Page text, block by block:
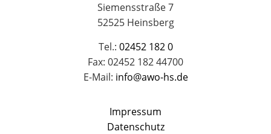
Siemensstraße 7
52525 Heinsberg
Tel.: 02452 182 0
Fax: 02452 182 44700
E-Mail: info@awo-hs.de
Impressum
Datenschutz